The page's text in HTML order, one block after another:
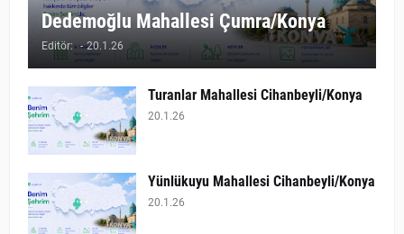
Dedemoğlu Mahallesi Çumra/Konya
Editör: - 20.1.26
Turanlar Mahallesi Cihanbeyli/Konya
20.1.26
Yünlükuyu Mahallesi Cihanbeyli/Konya
20.1.26